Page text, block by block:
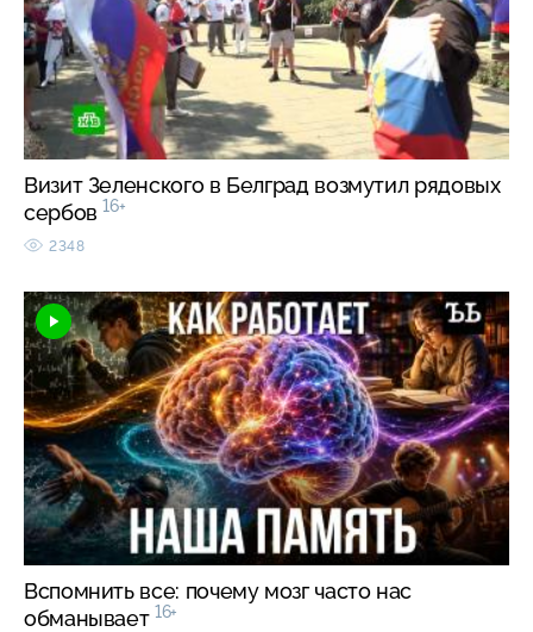
Визит Зеленского в Белград возмутил рядовых
сербов 16+
2348
Вспомнить все: почему мозг часто нас
обманывает 16+